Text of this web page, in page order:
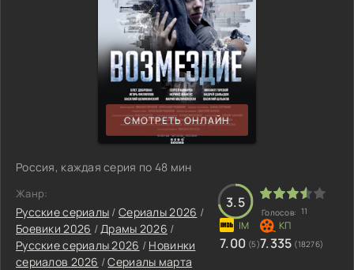
СМОТРЕТЬ ОНЛАЙН
Россия, каждая серия по 48 мин
Жанр:
Русские сериалы /Сериалы 2026 /
Боевики 2026 /Драмы 2026 /
Русские сериалы 2026 / Новинки
сериалов 2026 /Сериалы марта
3.5
Голосов: 11
7.00 (5)7.335 (18276)